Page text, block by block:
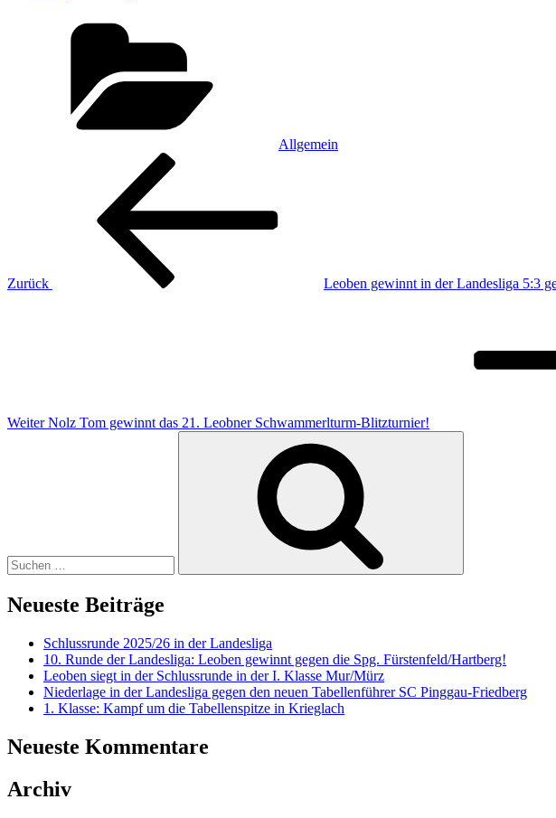
Allgemein
Beitragsnavigation
Zurück
Leoben gewinnt in der Landesliga 5:3
Weiter Nolz Tom gewinnt das 21. Leobner Schwammerlturm-Blitzturnier!
Neueste Beiträge
Schlussrunde 2025/26 in der Landesliga
10. Runde der Landesliga: Leoben gewinnt gegen die Spg. Fürstenfeld/Hartberg!
Leoben siegt in der Schlussrunde in der I. Klasse Mur/Mürz
Niederlage in der Landesliga gegen den neuen Tabellenführer SC Pinggau-Friedberg
1. Klasse: Kampf um die Tabellenspitze in Krieglach
Neueste Kommentare
Archiv